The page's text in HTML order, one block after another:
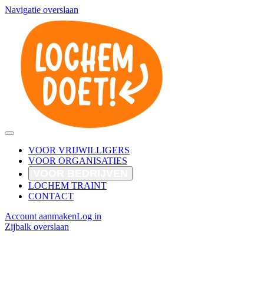
Navigatie overslaan
VOOR VRIJWILLIGERS
VOOR ORGANISATIES
LOCHEM TRAINT
CONTACT
Account aanmakenLog in
Zijbalk overslaan